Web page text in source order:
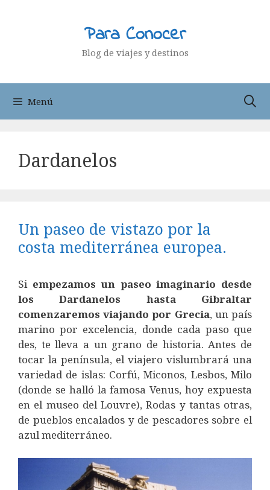
Para Conocer
Blog de viajes y destinos
Menú
Dardanelos
Un paseo de vistazo por la
costa mediterránea europea.
Si empezamos un paseo imaginario desde
los Dardanelos hasta Gibraltar
comenzaremos viajando por Grecia, un país
marino por excelencia, donde cada paso que
des, te lleva a un grano de historia. Antes de
tocar la península, el viajero vislumbrará una
variedad de islas: Corfú, Miconos, Lesbos, Milo
(donde se halló la famosa Venus, hoy expuesta
en el museo del Louvre), Rodas y tantas otras,
de pueblos encalados y de pescadores sobre el
azul mediterráneo.